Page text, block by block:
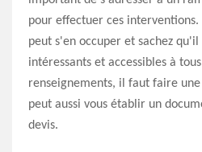
pour effectuer ces interventions.
peut s'en occuper et sachez
intéressants et accessibles à
renseignements, il faut faire une
peut aussi vous établir un
devis.